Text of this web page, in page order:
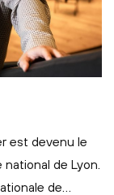
est devenu le
de Lyon.
de